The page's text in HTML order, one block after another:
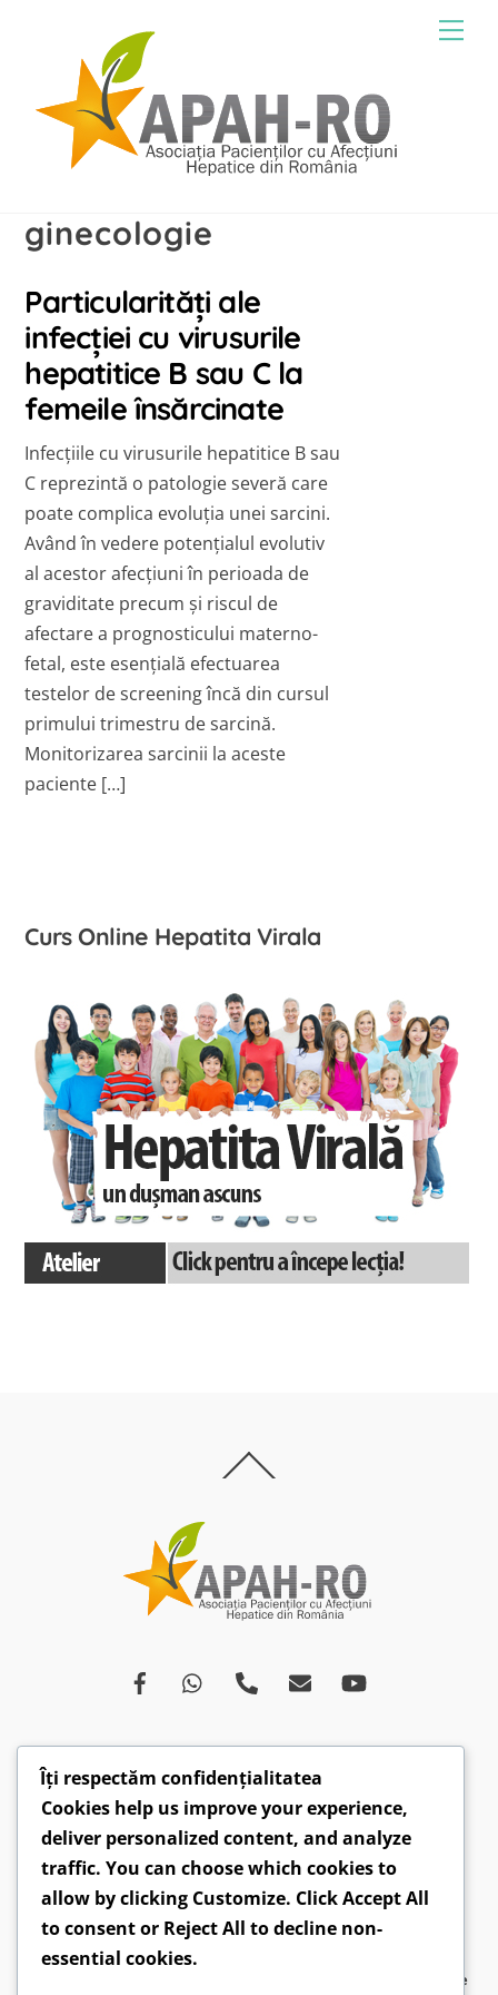
ginecologie
Particularități ale
infecției cu virusurile
hepatitice B sau C la
femeile însărcinate
Infecțiile cu virusurile hepatitice B sau
C reprezintă o patologie severă care
poate complica evoluția unei sarcini.
Având în vedere potențialul evolutiv
al acestor afecțiuni în perioada de
graviditate precum și riscul de
afectare a prognosticului materno-
fetal, este esențială efectuarea
testelor de screening încă din cursul
primului trimestru de sarcină.
Monitorizarea sarcinii la aceste
paciente […]
Curs Online Hepatita Virala
To
Despre Afecțiuni Ce spun medicii
Campanii
Drepturi
Susținători Opinii
Video
Articole
Comunicate
CONTACT: hepatobv@gmail.com | 0721 304 160 |
Faceboook.com/hepatoromania |GDPR
APAH-RO - Asociația Pacienților cu Afecțiuni Hepatice
Îți respectăm confidențialitatea
Cookies help us improve your experience,
deliver personalized content, and analyze
traffic. You can choose which cookies to
allow by clicking Customize. ClickAccept All
to consent or Reject All to decline non-
essential cookies.